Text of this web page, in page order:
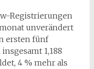
Registrierungen
unverändert
ersten fünf
1,188
4 % mehr als